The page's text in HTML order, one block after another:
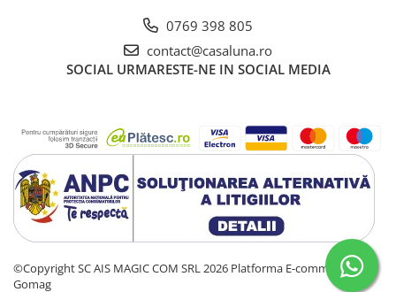
0769 398 805
contact@casaluna.ro
SOCIAL URMARESTE-NE IN SOCIAL MEDIA
©Copyright SC AIS MAGIC COM SRL 2026 Platforma E-commerce by
Gomag